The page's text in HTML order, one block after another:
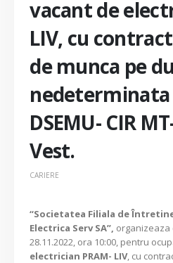
vacant de
LIV, cu
de munca pe
DSEMU- CIR
Vest.
CARIERE
“Societatea Filiala de
Electrica Serv SA”, organizeaza
28.11.2022, ora 10:00, pentru
electrician PRAM- LIV, cu